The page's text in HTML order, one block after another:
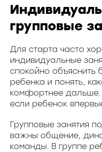
групповые
Для старта часто
индивидуальные
спокойно объяснить
ребенка и понять,
комфортнее дальше.
если ребенок
Групповые занятия
важны общение,
команды. В группе